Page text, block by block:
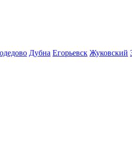
Дубна Егорьевск Жуковский